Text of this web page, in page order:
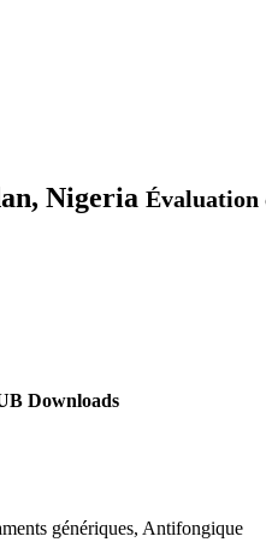
Nigeria Évaluation
Downloads
génériques, Antifongique